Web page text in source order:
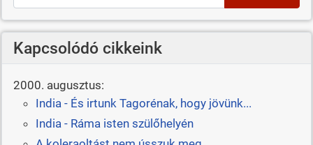
Kapcsolódó cikkeink
2000. augusztus:
India - És irtunk Tagorénak, hogy jövünk...
India - Ráma isten szülőhelyén